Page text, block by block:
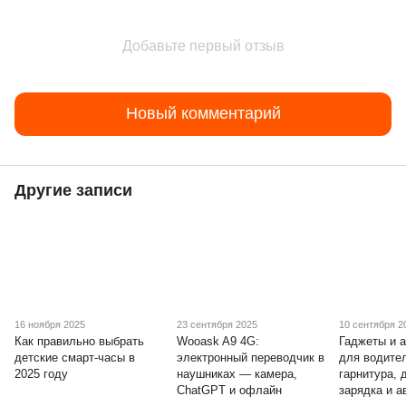
Добавьте первый отзыв
Новый комментарий
Другие записи
16 ноября 2025
Как правильно выбрать
детские смарт-часы в
2025 году
23 сентября 2025
Wooask A9 4G:
электронный переводчик в
наушниках — камера,
ChatGPT и офлайн
10 сентября
Гаджеты и
для
гарнитура,
зарядка и